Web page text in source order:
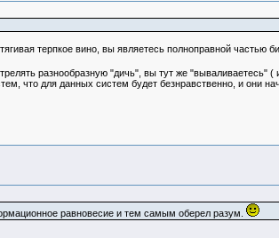
терпкое вино, вы являетесь полноправной частью
разнообразную "дичь", вы тут же "вываливаетесь"
что для данных систем будет безнравственно, и они
равновесие и тем самым оберел разум.